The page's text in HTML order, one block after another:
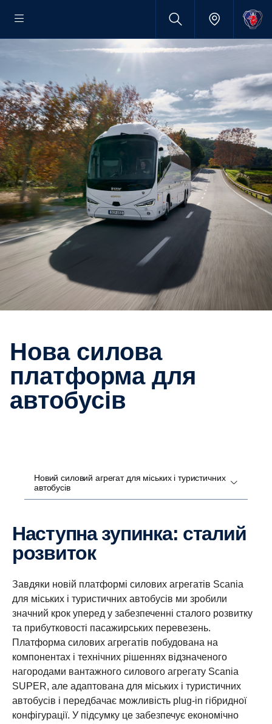
Нова силова
платформа для
автобусів
Новий силовий агрегат для міських і туристичних
автобусів
Наступна зупинка: сталий
розвиток
Завдяки новій платформі силових агрегатів Scania
для міських і туристичних автобусів ми зробили
значний крок уперед у забезпеченні сталого розвитку
та прибутковості пасажирських перевезень.
Платформа силових агрегатів побудована на
компонентах і технічних рішеннях відзначеного
нагородами вантажного силового агрегату Scania
SUPER, але адаптована для міських і туристичних
автобусів і передбачає можливість plug-in гібридної
конфігурації. У підсумку це забезпечує економічно